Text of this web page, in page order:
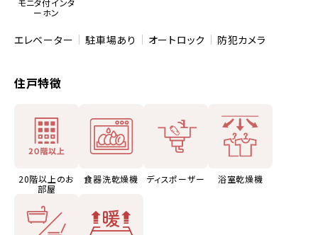
ーホン
エレベーター 駐車場あり オートロック 防犯カメラ
住戸特徴
20階以上のお
部屋
食器洗乾燥機 ディスポーザー 浴室乾燥機